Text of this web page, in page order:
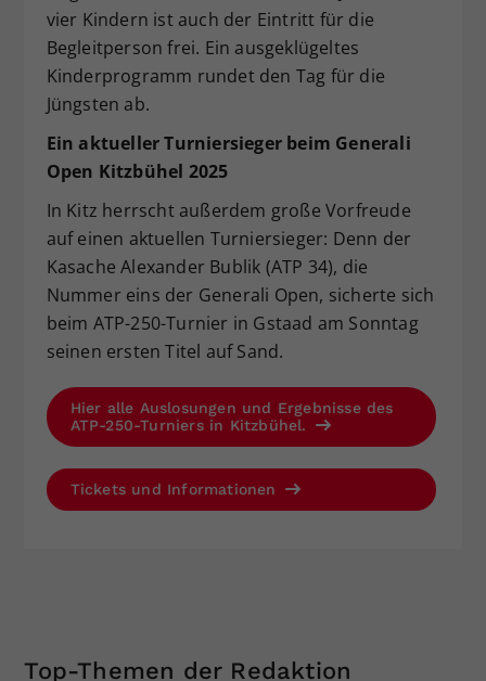
vier Kindern ist auch der Eintritt für die
Begleitperson frei. Ein ausgeklügeltes
Kinderprogramm rundet den Tag für die
Jüngsten ab.
Ein aktueller Turniersieger beim Generali
Open Kitzbühel 2025
In Kitz herrscht außerdem große Vorfreude
auf einen aktuellen Turniersieger: Denn der
Kasache Alexander Bublik (ATP 34), die
Nummer eins der Generali Open, sicherte sich
beim ATP-250-Turnier in Gstaad am Sonntag
seinen ersten Titel auf Sand.
Hier alle Auslosungen und Ergebnisse des
ATP-250-Turniers in Kitzbühel.
Tickets und Informationen
Top-Themen der Redaktion